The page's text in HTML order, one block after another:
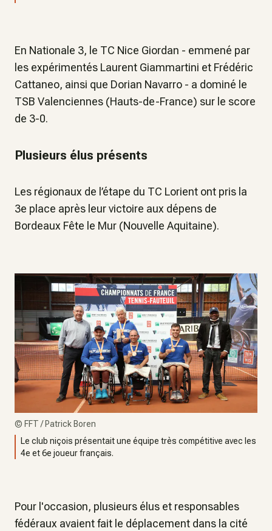
En Nationale 3, le TC Nice Giordan - emmené par
les expérimentés Laurent Giammartini et Frédéric
Cattaneo, ainsi que Dorian Navarro - a dominé le
TSB Valenciennes (Hauts-de-France) sur le score
de 3-0.
Plusieurs élus présents
Les régionaux de l’étape du TC Lorient ont pris la
3e place après leur victoire aux dépens de
Bordeaux Fête le Mur (Nouvelle Aquitaine).
© FFT / Patrick Boren
Le club niçois présentait une équipe très compétitive avec les
4e et 6e joueur français.
Pour l'occasion, plusieurs élus et responsables
fédéraux avaient fait le déplacement dans la cité